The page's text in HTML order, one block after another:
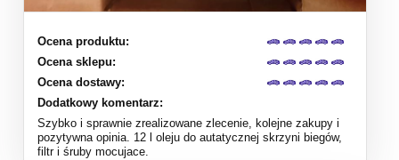
Ocena produktu:
Ocena sklepu:
Ocena dostawy:
Dodatkowy komentarz:
Szybko i sprawnie zrealizowane zlecenie, kolejne zakupy i
pozytywna opinia. 12 l oleju do autatycznej skrzyni biegów,
filtr i śruby mocujace.